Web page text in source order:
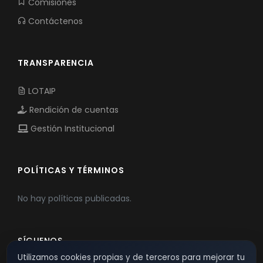
Comisiones
Contáctenos
TRANSPARENCIA
LOTAIP
Rendición de cuentas
Gestión Institucional
POLÍTICAS Y TÉRMINOS
No hay políticas publicadas.
SÍGUENOS
Utilizamos cookies propias y de terceros para mejorar tu